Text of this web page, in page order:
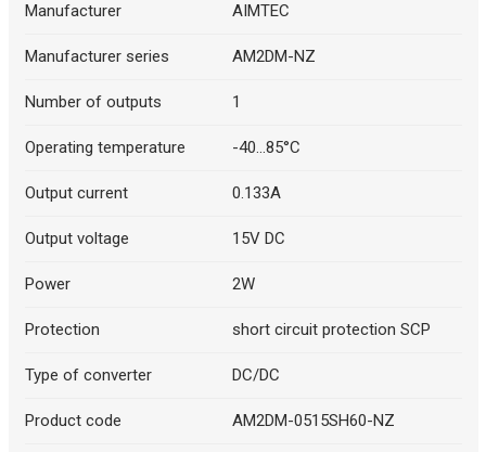
Manufacturer AIMTEC
Manufacturer series AM2DM-NZ
Number of outputs 1
Operating temperature -40...85°C
Output current 0.133A
Output voltage 15V DC
Power 2W
Protection short circuit protection SCP
Type of converter DC/DC
Product code AM2DM-0515SH60-NZ